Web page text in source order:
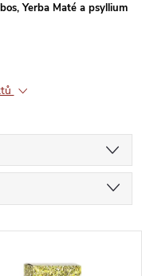
Yerba Maté a psyllium